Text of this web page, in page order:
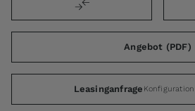
Angebot (PDF)
Leasinganfrage